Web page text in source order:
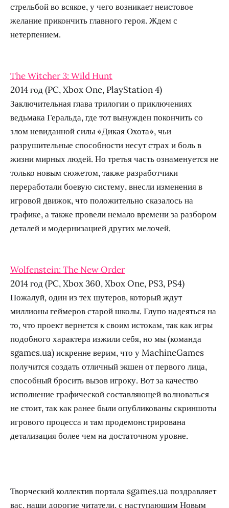
стрельбой во всякое, у чего возникает неистовое
желание прикончить главного героя. Ждем с
нетерпением.
The Witcher 3: Wild Hunt
2014 год (PC, Xbox One, PlayStation 4)
Заключительная глава трилогии о приключениях
ведьмака Геральда, где тот вынужден покончить со
злом невиданной силы «Дикая Охота», чьи
разрушительные способности несут страх и боль в
жизни мирных людей. Но третья часть ознаменуется не
только новым сюжетом, также разработчики
переработали боевую систему, внесли изменения в
игровой движок, что положительно сказалось на
графике, а также провели немало времени за разбором
деталей и модернизацией других мелочей.
Wolfenstein: The New Order
2014 год (PC, Xbox 360, Xbox One, PS3, PS4)
Пожалуй, один из тех шутеров, который ждут
миллионы геймеров старой школы. Глупо надеяться на
то, что проект вернется к своим истокам, так как игры
подобного характера изжили себя, но мы (команда
sgames.ua) искренне верим, что у MachineGames
получится создать отличный экшен от первого лица,
способный бросить вызов игроку. Вот за качество
исполнение графической составляющей волноваться
не стоит, так как ранее были опубликованы скриншоты
игрового процесса и там продемонстрирована
детализация более чем на достаточном уровне.
Творческий коллектив портала sgames.ua поздравляет
вас, наши дорогие читатели, с наступающим Новым